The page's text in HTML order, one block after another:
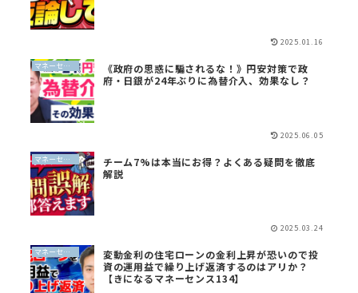
2025.01.16
マネーセンスイズム
《政府の思惑に騙されるな！》円安対策で政
府・日銀が24年ぶりに為替介入、効果なし？
2025.06.05
マネーセンスイズム
チーム7%は本当にお得？よくある疑問を徹底
解説
2025.03.24
マネーセンスイズム
変動金利の住宅ローンの金利上昇が恐いので投
資の運用益で繰り上げ返済するのはアリか？
【きになるマネーセンス134】